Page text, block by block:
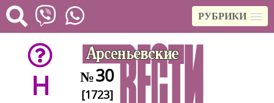
РУБРИКИ
H №30
[1723]